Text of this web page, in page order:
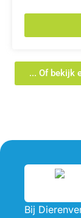
... Of bekijk
Bij